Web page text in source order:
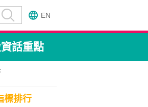
EN
話重點
標排行